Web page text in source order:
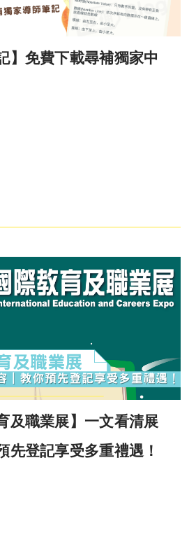
】免費下載尋補獨家中
及職業展】一文看清展
先登記享受多重禮遇！